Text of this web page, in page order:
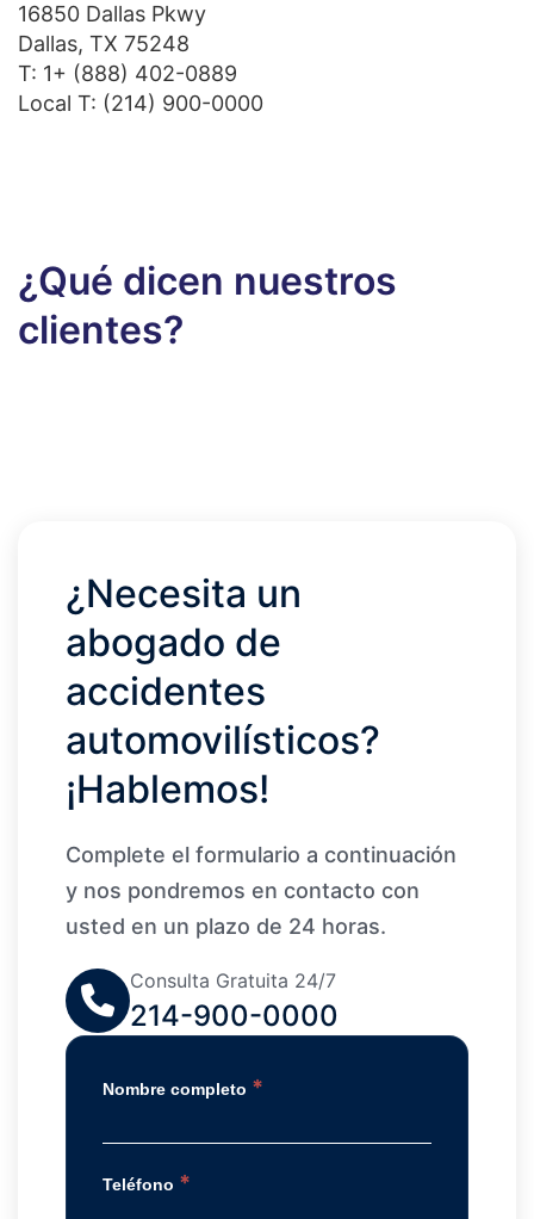
16850 Dallas Pkwy
Dallas, TX 75248
T: 1+ (888) 402-0889
Local T: (214) 900-0000
¿Qué dicen nuestros
clientes?
¿Necesita un
abogado de
accidentes
automovilísticos?
¡Hablemos!
Complete el formulario a continuación
y nos pondremos en contacto con
usted en un plazo de 24 horas.
Consulta Gratuita 24/7
214-900-0000
Nombre completo *
Teléfono *